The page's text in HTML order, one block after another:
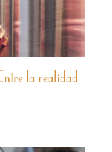
la realidad